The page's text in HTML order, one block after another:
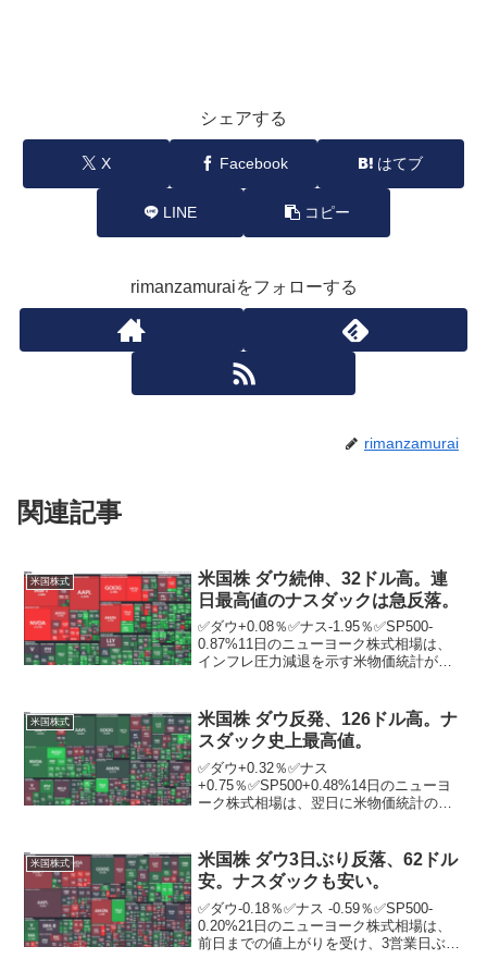
シェアする
X Facebook はてブ
LINE コピー
rimanzamuraiをフォローする
rimanzamurai
関連記事
米国株式
米国株 ダウ続伸、32ドル高。連
日最高値のナスダックは急反落。
✅ダウ+0.08％✅ナス-1.95％✅SP500-
0.87%11日のニューヨーク株式相場は、
インフレ圧力減退を示す米物価統計が好
月比3．0％上昇。伸び率は3カ月連続...
米国株式
米国株 ダウ反発、126ドル高。ナ
スダック史上最高値。
✅ダウ+0.32％✅ナス
+0.75％✅SP500+0.48%14日のニューヨ
ーク株式相場は、翌日に米物価統計の発
数は122．94ポイント高の1万6511．18と
約1カ月...
米国株式
米国株 ダウ3日ぶり反落、62ドル
安。ナスダックも安い。
✅ダウ-0.18％✅ナス -0.59％✅SP500-
0.20%21日のニューヨーク株式相場は、
前日までの値上がりを受け、3営業日ぶり